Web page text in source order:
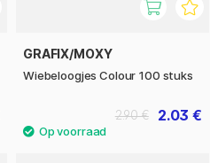
GRAFIX/MOXY
Wiebeloogjes Colour 100 stuks
2.03 €
2.90 €